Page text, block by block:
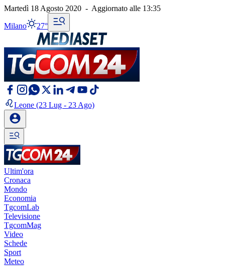
Martedì 18 Agosto 2020 - Aggiornato alle 13:35
Milano 27°
Leone (23 Lug - 23 Ago)
Ultim'ora
Cronaca
Mondo
Economia
TgcomLab
Televisione
TgcomMag
Video
Schede
Sport
Meteo